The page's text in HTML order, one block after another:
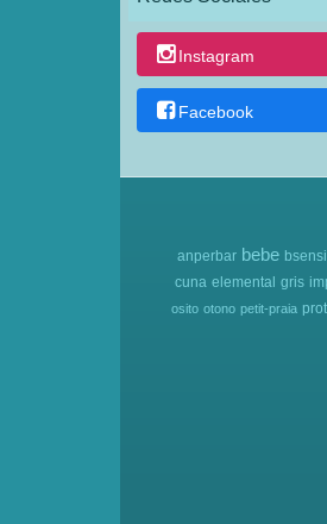
Instagram
Facebook
anperbar bebe
cuna elemental gris
osito otono petit-praia